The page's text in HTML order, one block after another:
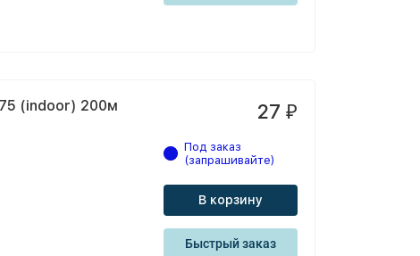
(indoor) 200м 27 ₽
Под заказ
(запрашивайте)
В корзину
Быстрый заказ